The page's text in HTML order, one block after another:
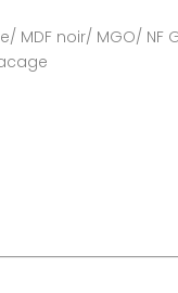
MDF noir/ MGO/ NF